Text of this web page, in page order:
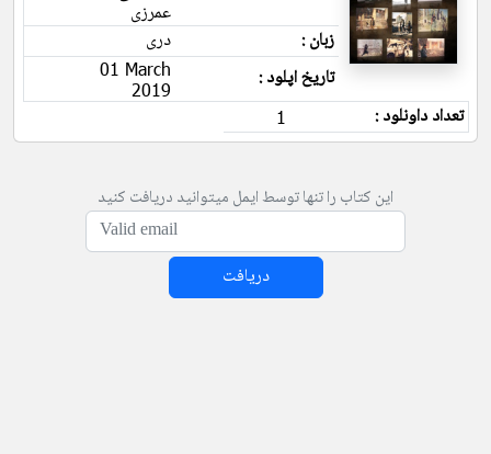
عمرزی
زبان :
دری
تاریخ اپلود :
01 March
2019
تعداد داونلود : 1
این کتاب را تنها توسط ایمل میتوانید دریافت کنید
دریافت